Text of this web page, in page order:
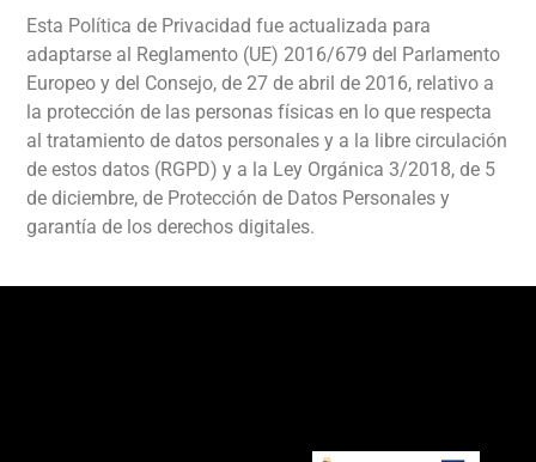
Esta Política de Privacidad fue actualizada para
adaptarse al Reglamento (UE) 2016/679 del Parlamento
Europeo y del Consejo, de 27 de abril de 2016, relativo a
la protección de las personas físicas en lo que respecta
al tratamiento de datos personales y a la libre circulación
de estos datos (RGPD) y a la Ley Orgánica 3/2018, de 5
de diciembre, de Protección de Datos Personales y
garantía de los derechos digitales.